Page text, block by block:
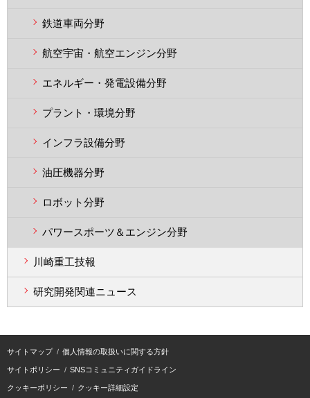
鉄道車両分野
航空宇宙・航空エンジン分野
エネルギー・発電設備分野
プラント・環境分野
インフラ設備分野
油圧機器分野
ロボット分野
パワースポーツ＆エンジン分野
川崎重工技報
研究開発関連ニュース
サイトマップ 個人情報の取扱いに関する方針
サイトポリシー SNSコミュニティガイドライン
クッキーポリシー クッキー詳細設定